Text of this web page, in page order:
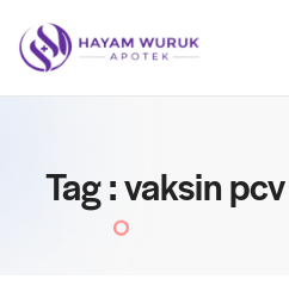
Tag : vaksin